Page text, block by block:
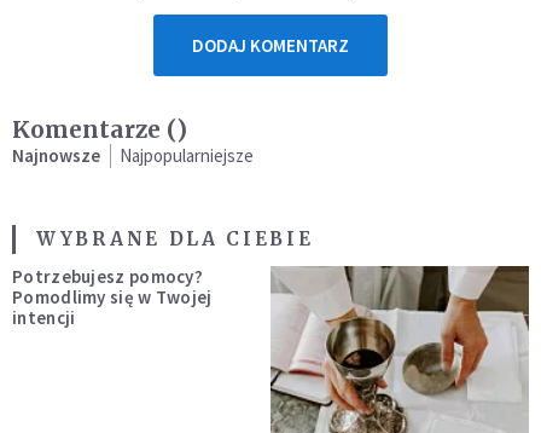
DODAJ KOMENTARZ
Komentarze ()
Najnowsze Najpopularniejsze
WYBRANE DLA CIEBIE
Potrzebujesz pomocy?
Pomodlimy się w Twojej
intencji